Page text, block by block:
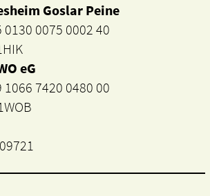
Goslar Peine
0075 0002 40
eG
7420 0480 00